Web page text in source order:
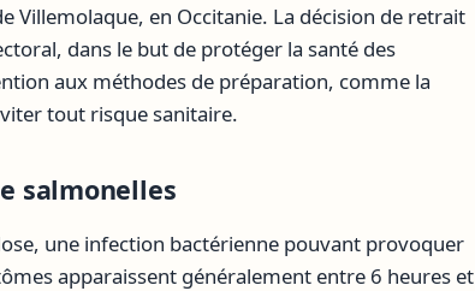
Villemolaque, en Occitanie. La décision de retrait
dans le but de protéger la santé des
aux méthodes de préparation, comme la
tout risque sanitaire.
salmonelles
une infection bactérienne pouvant provoquer
apparaissent généralement entre 6 heures et